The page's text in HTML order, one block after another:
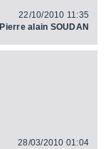
22/10/2010 11:35
Pierre alain SOUDAN
28/03/2010 01:04